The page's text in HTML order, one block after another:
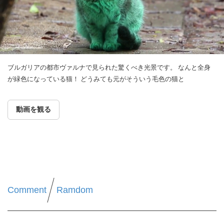
ブルガリアの都市ヴァルナで見られた驚くべき光景です。 なんと全身
が緑色になっている猫！ どうみても元がそういう毛色の猫と
動画を観る
Comment Ramdom